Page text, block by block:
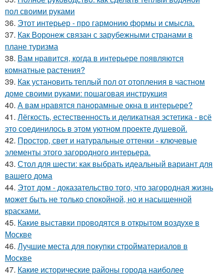
пол своими руками
36. Этот интерьер - про гармонию формы и смысла.
37. Как Воронеж связан с зарубежными странами в
плане туризма
38. Вам нравится, когда в интерьере появляются
комнатные растения?
39. Как установить теплый пол от отопления в частном
доме своими руками: пошаговая инструкция
40. А вам нравятся панорамные окна в интерьере?
41. Лёгкость, естественность и деликатная эстетика - всё
это соединилось в этом уютном проекте душевой.
42. Простор, свет и натуральные оттенки - ключевые
элементы этого загородного интерьера.
43. Стол для шести: как выбрать идеальный вариант для
вашего дома
44. Этот дом - доказательство того, что загородная жизнь
может быть не только спокойной, но и насыщенной
красками.
45. Какие выставки проводятся в открытом воздухе в
Москве
46. Лучшие места для покупки стройматериалов в
Москве
47. Какие исторические районы города наиболее